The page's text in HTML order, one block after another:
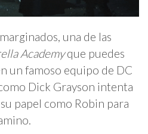
una de las
Academyque puedes
un famoso equipo de DC
Dick Grayson intenta
papel como Robin para